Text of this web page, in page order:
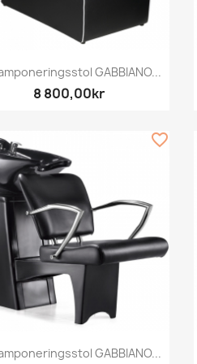
SnabbvyGABBIANO...
8 800,00kr
SnabbvyGABBIANO...
favorite_border